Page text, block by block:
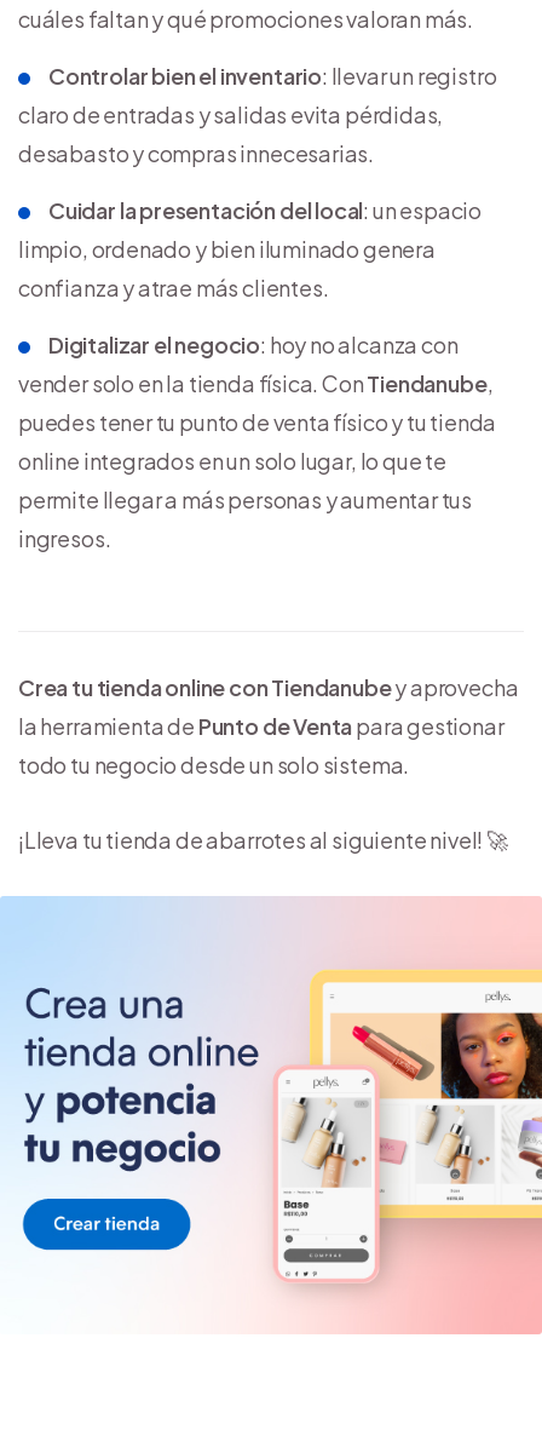
cuáles faltan y qué promociones valoran más.
Controlar bien el inventario: llevar un registro
claro de entradas y salidas evita pérdidas,
desabasto y compras innecesarias.
Cuidar la presentación del local: un espacio
limpio, ordenado y bien iluminado genera
confianza y atrae más clientes.
Digitalizar el negocio: hoy no alcanza con
vender solo en la tienda física. ConTiendanube,
puedes tener tu punto de venta físico y tu tienda
online integrados en un solo lugar, lo que te
permite llegar a más personas y aumentar tus
ingresos.
Crea tu tienda online con Tiendanubey aprovecha
la herramienta de Punto de Venta para gestionar
todo tu negocio desde un solo sistema.
¡Lleva tu tienda de abarrotes al siguiente nivel! 🚀